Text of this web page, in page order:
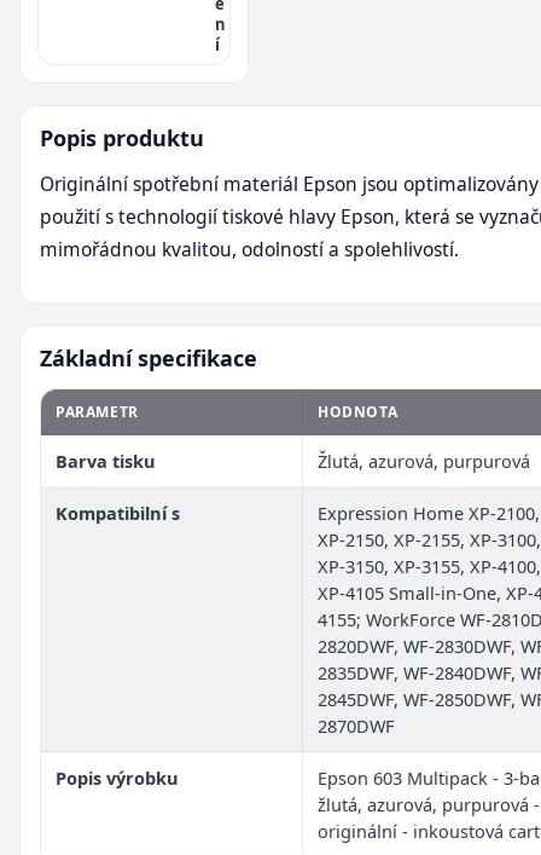
n
í
Popis produktu
Originální spotřební materiál Epson jsou
použití s technologií tiskové hlavy Epson, která se
mimořádnou kvalitou, odolností a spolehlivostí.
Základní specifikace
PARAMETR HODNOTA
Barva tisku Žlutá, azurová, purpurová
Kompatibilní s
Expression Home XP-
XP-2150, XP-2155, XP-
XP-3150, XP-3155, XP-
XP-4105 Small-in-One, XP-
4155; WorkForce WF-
2820DWF, WF-2830DWF,
2835DWF, WF-2840DWF,
2845DWF, WF-2850DWF,
2870DWF
Popis výrobku
Epson 603 Multipack - 3-
žlutá, azurová, purpurová -
originální - inkoustová